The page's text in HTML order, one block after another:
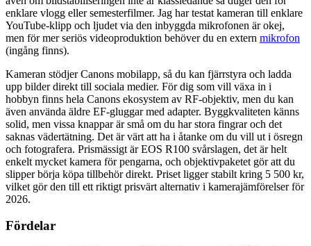
enklare vlogg eller semesterfilmer. Jag har testat kameran till enklare
YouTube-klipp och ljudet via den inbyggda mikrofonen är okej,
men för mer seriös videoproduktion behöver du en extern mikrofon
(ingång finns).
Kameran stödjer Canons mobilapp, så du kan fjärrstyra och ladda
upp bilder direkt till sociala medier. För dig som vill växa in i
hobbyn finns hela Canons ekosystem av RF-objektiv, men du kan
även använda äldre EF-gluggar med adapter. Byggkvaliteten känns
solid, men vissa knappar är små om du har stora fingrar och det
saknas vädertätning. Det är värt att ha i åtanke om du vill ut i ösregn
och fotografera. Prismässigt är EOS R100 svårslagen, det är helt
enkelt mycket kamera för pengarna, och objektivpaketet gör att du
slipper börja köpa tillbehör direkt. Priset ligger stabilt kring 5 500 kr,
vilket gör den till ett riktigt prisvärt alternativ i kamerajämförelser för
2026.
Fördelar